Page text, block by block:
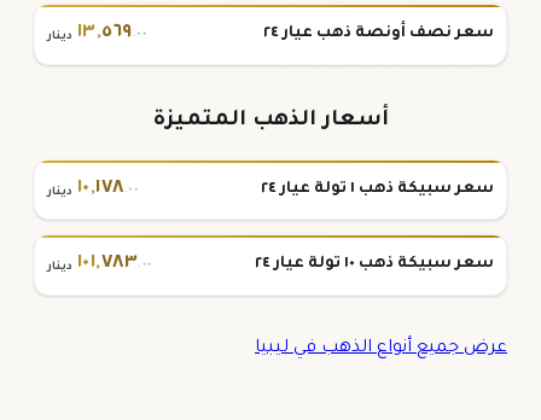
سعر نصف أونصة ذهب عيار ٢٤ ١٣,٥٦٩.٠٠ دينار
أسعار الذهب المتميزة
سعر سبيكة ذهب ١ تولة عيار ٢٤ ١٠,١٧٨.٠٠ دينار
سعر سبيكة ذهب ١٠ تولة عيار ٢٤ ١٠١,٧٨٣.٠٠ دينار
عرض جميع أنواع الذهب في ليبيا